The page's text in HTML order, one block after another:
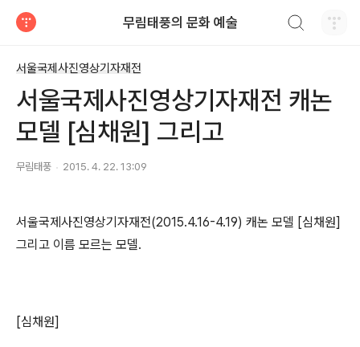
무림태풍의 문화 예술
서울국제사진영상기자재전
서울국제사진영상기자재전 캐논
모델 [심채원] 그리고
무림태풍 2015. 4. 22. 13:09
서울국제사진영상기자재전(2015.4.16-4.19) 캐논 모델 [심채원]
그리고 이름 모르는 모델.
[심채원]